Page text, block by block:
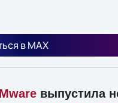
в MAX
выпустила